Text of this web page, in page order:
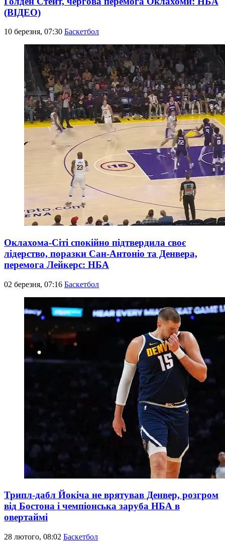
(ВІДЕО)
10 березня, 07:30 Баскетбол
Оклахома-Сіті спокійно підтвердила своє
лідерство, поразки Сан-Антоніо та Денвера,
перемога Лейкерс: НБА
02 березня, 07:16 Баскетбол
Трипл-дабл Йокіча не врятував Денвер, розгром
від Бостона і чемпіонська заруба НБА в
овертаймі
28 лютого, 08:02 Баскетбол